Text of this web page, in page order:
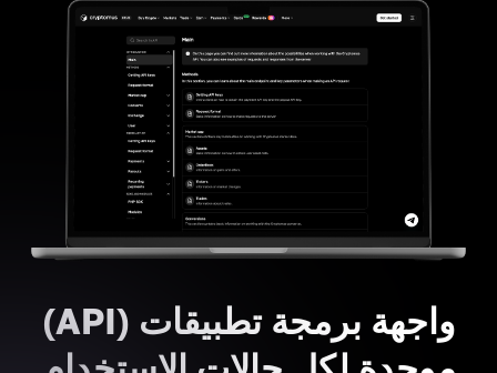
واجهة برمجة تطبيقات (API)